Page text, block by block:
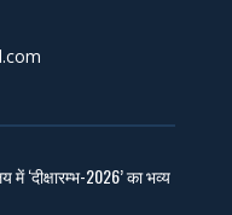
में ‘दीक्षारम्भ-2026’ का भव्य